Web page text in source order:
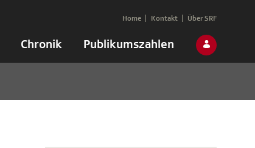
Chronik Publikumszahlen
Home Kontakt Über SRF